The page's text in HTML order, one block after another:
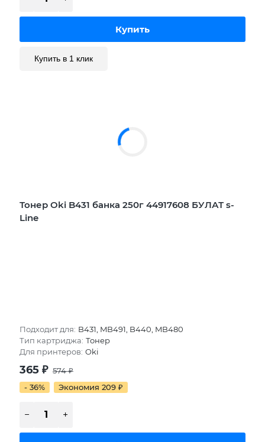
Купить в 1 клик
Тонер Oki B431 банка 250г 44917608 БУЛАТ s-
Line
Подходит для: B431, MB491, B440, MB480
Тип картриджа: Тонер
Для принтеров: Oki
365 ₽ 574₽
- 36%
Экономия 209 ₽